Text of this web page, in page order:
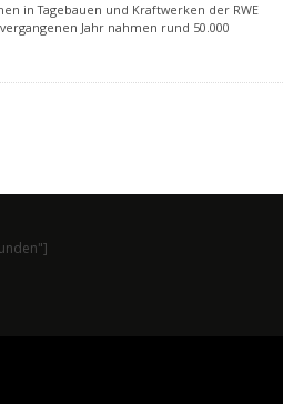
in Tagebauen und Kraftwerken der RWE
Jahr nahmen rund 50.000